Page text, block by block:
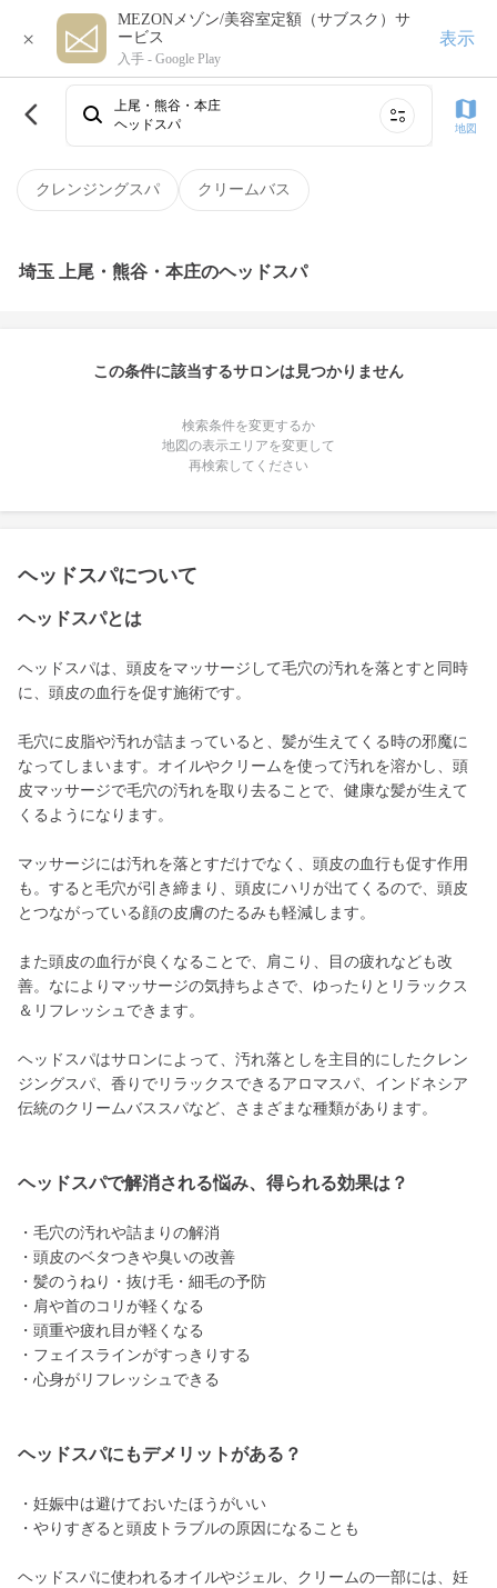
×
MEZONメゾン/美容室定額（サブスク）サ
ービス
入手 - Google Play
表示
クレンジングスパ クリームバス
上尾・熊谷・本庄
ヘッドスパ
地図
埼玉 上尾・熊谷・本庄のヘッドスパ
この条件に該当するサロンは見つかりません
検索条件を変更するか
地図の表示エリアを変更して
再検索してください
ヘッドスパについて
ヘッドスパとは
ヘッドスパは、頭皮をマッサージして毛穴の汚れを落とすと同時
に、頭皮の血行を促す施術です。
毛穴に皮脂や汚れが詰まっていると、髪が生えてくる時の邪魔に
なってしまいます。オイルやクリームを使って汚れを溶かし、頭
皮マッサージで毛穴の汚れを取り去ることで、健康な髪が生えて
くるようになります。
マッサージには汚れを落とすだけでなく、頭皮の血行も促す作用
も。すると毛穴が引き締まり、頭皮にハリが出てくるので、頭皮
とつながっている顔の皮膚のたるみも軽減します。
また頭皮の血行が良くなることで、肩こり、目の疲れなども改
善。なによりマッサージの気持ちよさで、ゆったりとリラックス
＆リフレッシュできます。
ヘッドスパはサロンによって、汚れ落としを主目的にしたクレン
ジングスパ、香りでリラックスできるアロマスパ、インドネシア
伝統のクリームバススパなど、さまざまな種類があります。
ヘッドスパで解消される悩み、得られる効果は？
・毛穴の汚れや詰まりの解消
・頭皮のベタつきや臭いの改善
・髪のうねり・抜け毛・細毛の予防
・肩や首のコリが軽くなる
・頭重や疲れ目が軽くなる
・フェイスラインがすっきりする
・心身がリフレッシュできる
ヘッドスパにもデメリットがある？
・妊娠中は避けておいたほうがいい
・やりすぎると頭皮トラブルの原因になることも
ヘッドスパに使われるオイルやジェル、クリームの一部には、妊